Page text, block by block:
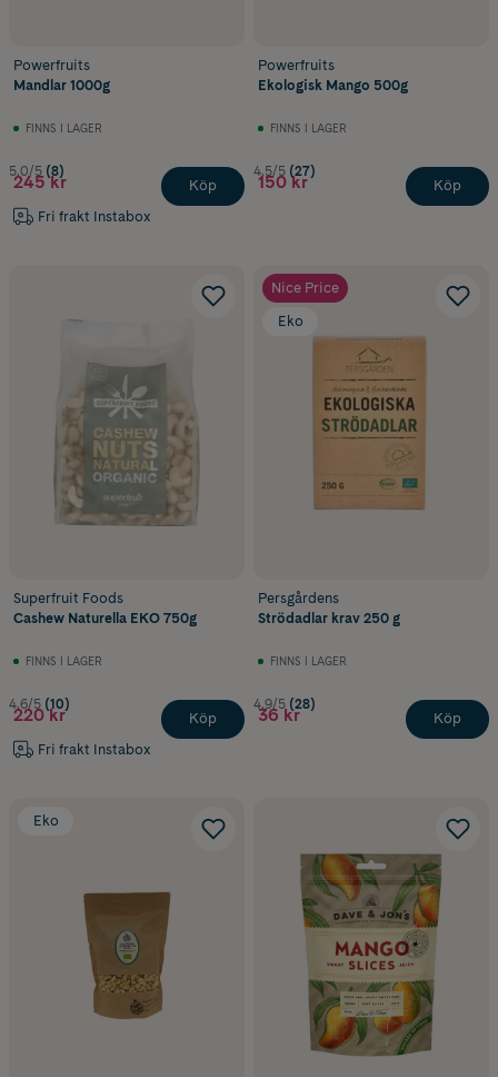
Powerfruits
Mandlar 1000g
FINNS I LAGER
5.0/5 (8)
245 kr
Fri frakt Instabox
Köp
Powerfruits
Ekologisk Mango 500g
FINNS I LAGER
4.5/5 (27)
150 kr Köp
Superfruit Foods
Cashew Naturella EKO 750g
FINNS I LAGER
4.6/5 (10)
220 kr
Fri frakt Instabox
Köp
Nice Price
Eko
Persgårdens
Strödadlar krav 250 g
FINNS I LAGER
4.9/5 (28)
36 kr Köp
Eko